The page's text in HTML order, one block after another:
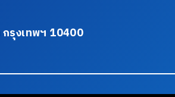
รุงเทพฯ 10400